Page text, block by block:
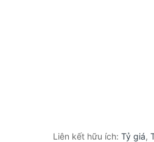
Liên kết hữu ích: Tỷ giá,